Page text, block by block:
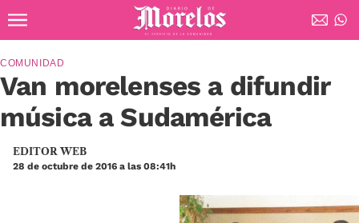
Diario de Morelos
Van morelenses a difundir
música a Sudamérica
COMUNIDAD
EDITOR WEB
28 de octubre de 2016 a las 08:41h